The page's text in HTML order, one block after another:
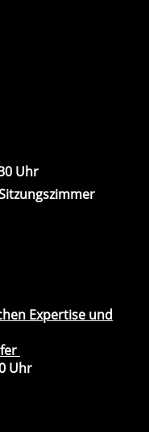
Uhr
Expertise und
Uhr